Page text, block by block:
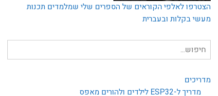
הצטרפו לאלפי הקוראים של הספרים שלי שמלמדים תכנות
מעשי בקלות ובעברית
חיפוש
עבור:
מדריכים
מדריך ל-ESP32 לילדים ולהורים מאפס